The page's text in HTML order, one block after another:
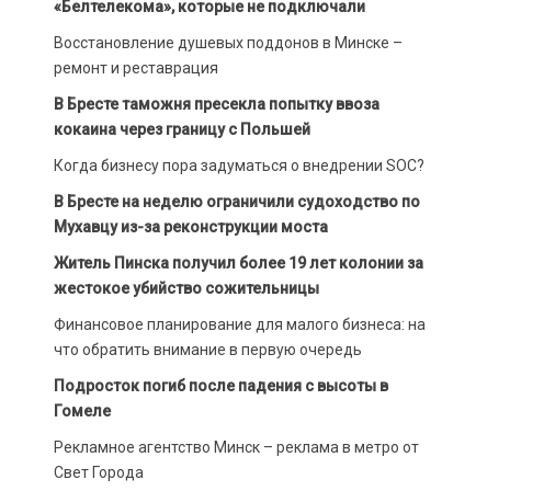
«Белтелекома», которые не подключали
Восстановление душевых поддонов в Минске –
ремонт и реставрация
В Бресте таможня пресекла попытку ввоза
кокаина через границу с Польшей
Когда бизнесу пора задуматься о внедрении SOC?
В Бресте на неделю ограничили судоходство по
Мухавцу из-за реконструкции моста
Житель Пинска получил более 19 лет колонии за
жестокое убийство сожительницы
Финансовое планирование для малого бизнеса: на
что обратить внимание в первую очередь
Подросток погиб после падения с высоты в
Гомеле
Рекламное агентство Минск – реклама в метро от
Свет Города